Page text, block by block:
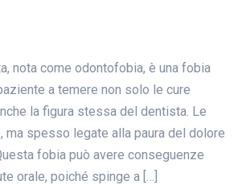
nota come odontofobia, è una fobia
a temere non solo le cure
la figura stessa del dentista. Le
ma spesso legate alla paura del dolore
fobia può avere conseguenze
orale, poiché spinge a […]